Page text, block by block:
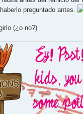
preguntado antes.
(¿o no?)